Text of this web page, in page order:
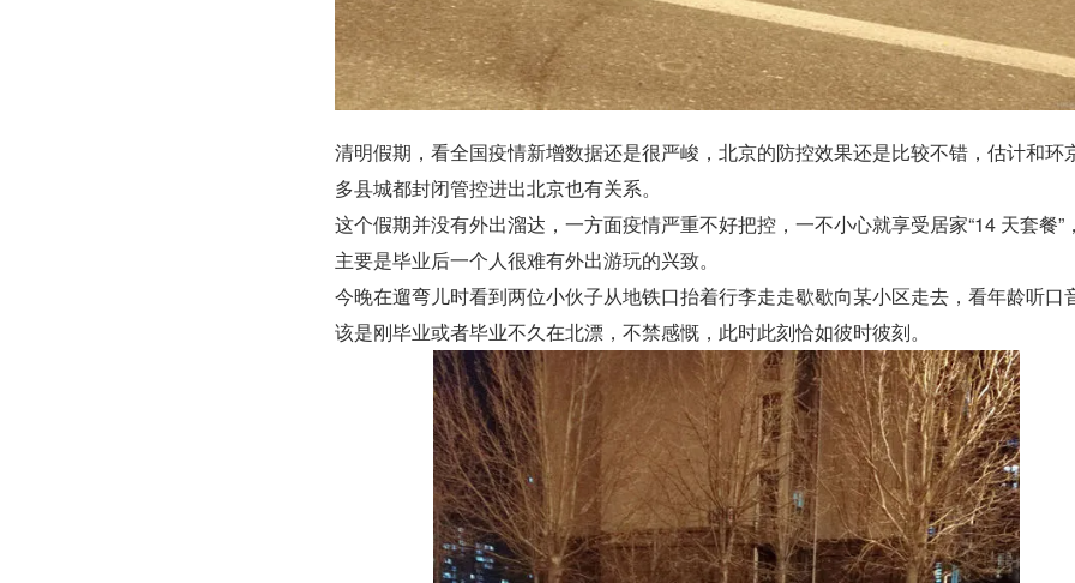
清明假期，看全国疫情新增数据还是很严峻，北京的防控效果还是比较不错，估计和环
多县城都封闭管控进出北京也有关系。
这个假期并没有外出溜达，一方面疫情严重不好把控，一不小心就享受居家“14 天套餐”
主要是毕业后一个人很难有外出游玩的兴致。
今晚在遛弯儿时看到两位小伙子从地铁口抬着行李走走歇歇向某小区走去，看年龄听口
该是刚毕业或者毕业不久在北漂，不禁感慨，此时此刻恰如彼时彼刻。